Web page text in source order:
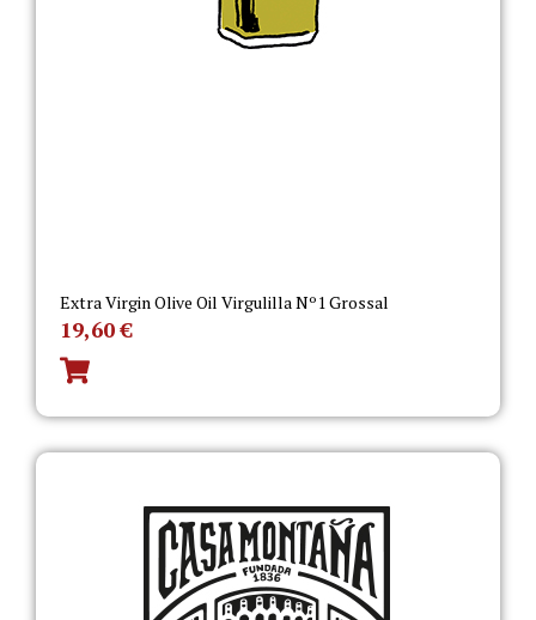
Extra Virgin Olive Oil Virgulilla Nº1 Grossal
19,60€